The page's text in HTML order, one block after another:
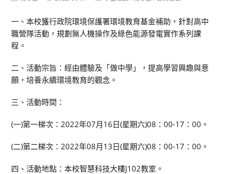
一、本校獲行政院環境保護署環境教育基金補助，針對高中
職營隊活動，規劃無人機操作及綠色能源發電實作系列課
程。
二、活動宗旨：經由體驗及「做中學」，提高學習興趣與意
願，培養永續環境教育的觀念。
三、活動時間：
(一)第一梯次：2022年07月16日(星期六)08：00-17：00。
(二)第二梯次：2022年08月13日(星期六)08：00-17：00。
四、活動地點：本校智慧科技大樓J102教室。